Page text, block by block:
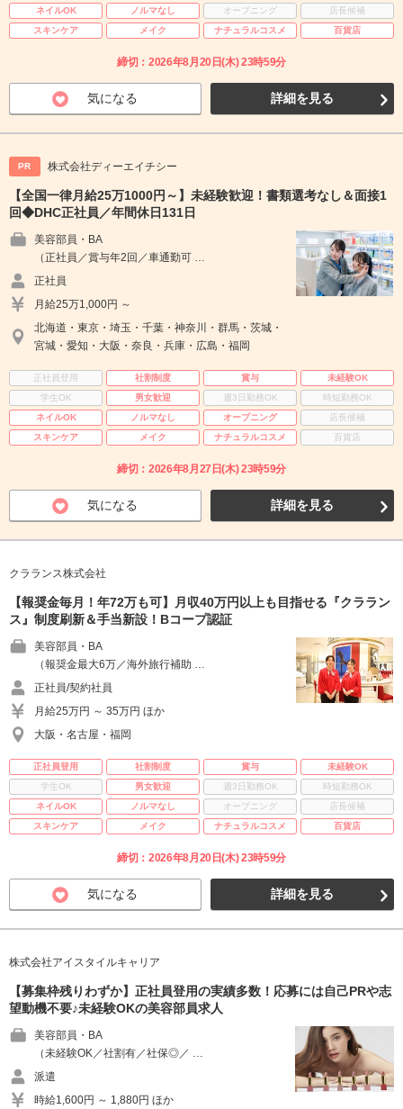
ネイルOK
ノルマなし オープニング
店長候補
スキンケア
メイク ナチュラルコスメ 百貨店
締切：2026年8月20日(木) 23時59分
気になる 詳細を見る
PR 株式会社ディーエイチシー
【全国一律月給25万1000円～】未経験歓迎！書類選考なし＆面接1
回◆DHC正社員／年間休日131日
美容部員・BA
（正社員／賞与年2回／車通勤可 …
正社員
月給25万1,000円 ～
北海道・東京・埼玉・千葉・神奈川・群馬・茨城・
宮城・愛知・大阪・奈良・兵庫・広島・福岡
正社員登用 社割制度 賞与
未経験OK
学生OK
男女歓迎 週3日勤務OK
時短勤務OK
ネイルOK
ノルマなし オープニング
店長候補
スキンケア
メイク ナチュラルコスメ 百貨店
締切：2026年8月27日(木) 23時59分
気になる 詳細を見る
クラランス株式会社
【報奨金毎月！年72万も可】月収40万円以上も目指せる『クララン
ス』制度刷新＆手当新設！Bコープ認証
美容部員・BA
（報奨金最大6万／海外旅行補助 …
正社員/契約社員
月給25万円 ～ 35万円 ほか
大阪・名古屋・福岡
正社員登用 社割制度 賞与
未経験OK
学生OK
男女歓迎 週3日勤務OK
時短勤務OK
ネイルOK
ノルマなし オープニング
店長候補
スキンケア
メイク ナチュラルコスメ 百貨店
締切：2026年8月20日(木) 23時59分
気になる 詳細を見る
株式会社アイスタイルキャリア
【募集枠残りわずか】正社員登用の実績多数！応募には自己PRや志
望動機不要♪未経験OKの美容部員求人
美容部員・BA
（未経験OK／社割有／社保◎／ …
派遣
時給1,600円 ～ 1,880円 ほか